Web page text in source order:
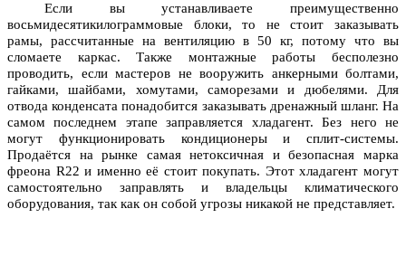
Если вы устанавливаете преимущественно
восьмидесятикилограммовые блоки, то не стоит заказывать
рамы, рассчитанные на вентиляцию в 50 кг, потому что вы
сломаете каркас. Также монтажные работы бесполезно
проводить, если мастеров не вооружить анкерными болтами,
гайками, шайбами, хомутами, саморезами и дюбелями. Для
отвода конденсата понадобится заказывать дренажный шланг. На
самом последнем этапе заправляется хладагент. Без него не
могут функционировать кондиционеры и сплит-системы.
Продаётся на рынке самая нетоксичная и безопасная марка
фреона R22 и именно её стоит покупать. Этот хладагент могут
самостоятельно заправлять и владельцы климатического
оборудования, так как он собой угрозы никакой не представляет.